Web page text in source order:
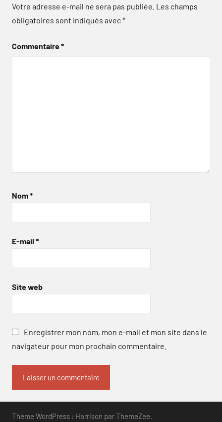
Votre adresse e-mail ne sera pas publiée. Les champs
obligatoires sont indiqués avec*
Commentaire*
Nom*
E-mail *
Site web
Enregistrer mon nom, mon e-mail et mon site dans le
navigateur pour mon prochain commentaire.
Thème WordPress : Harrison par ThemeZee.